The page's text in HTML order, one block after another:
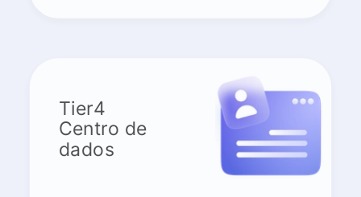
Tier4
Centro de
dados